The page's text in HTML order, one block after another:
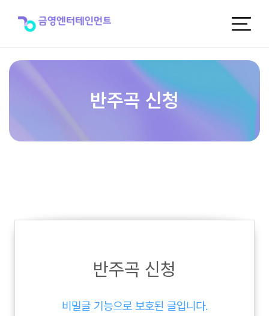
반주곡 신청
반주곡 신청
비밀글 기능으로 보호된 글입니다.